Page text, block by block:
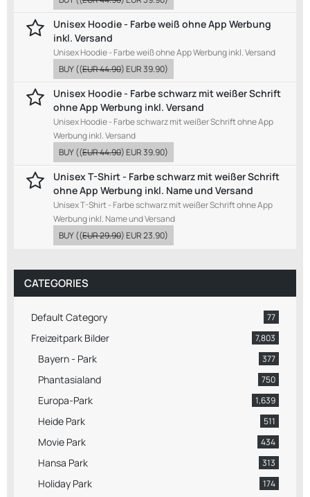
Unisex Hoodie - Farbe weiß ohne App Werbung
inkl. Versand
Unisex Hoodie - Farbe weiß ohne App Werbung inkl. Versand
BUY((EUR 44.90)EUR 39.90)
Unisex Hoodie - Farbe schwarz mit weißer Schrift
ohne App Werbung inkl. Versand
Unisex Hoodie - Farbe schwarz mit weißer Schrift ohne App
Werbung inkl. Versand
BUY((EUR 44.90)EUR 39.90)
Unisex T-Shirt - Farbe schwarz mit weißer Schrift
ohne App Werbung inkl. Name und Versand
Unisex T-Shirt - Farbe schwarz mit weißer Schrift ohne App
Werbung inkl. Name und Versand
BUY((EUR 29.90)EUR 23.90)
CATEGORIES
Default Category 77
Freizeitpark Bilder 7,803
Bayern - Park 377
Phantasialand 750
Europa-Park 1,639
Heide Park 511
Movie Park 434
Hansa Park 313
Holiday Park 174